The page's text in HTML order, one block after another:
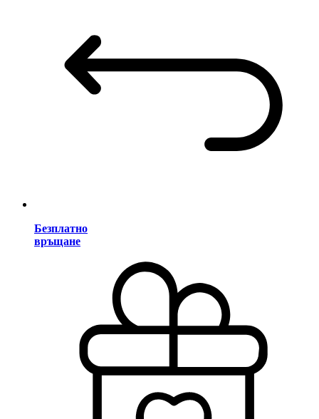
Безплатно
връщане